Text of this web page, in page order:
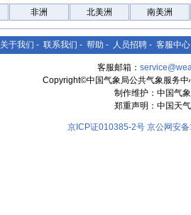
非洲 北美洲 南美洲
关于我们 - 联系我们 - 帮助 - 人员招聘 - 客服中心
客服邮箱：
Copyright©中国气象局公共气象服务
制作维护：中国气
郑重声明：中国天
京ICP证010385-2号 京公网安